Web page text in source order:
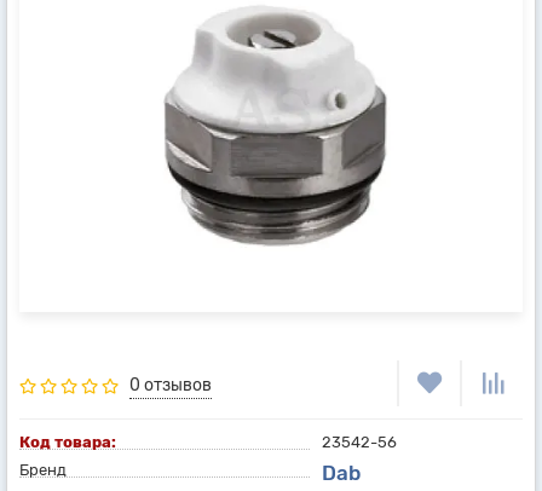
0 отзывов
Код товара:
23542-56
Бренд
Dab